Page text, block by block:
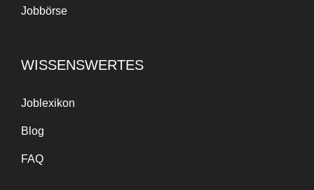
Jobbörse
WISSENSWERTES
Joblexikon
Blog
FAQ